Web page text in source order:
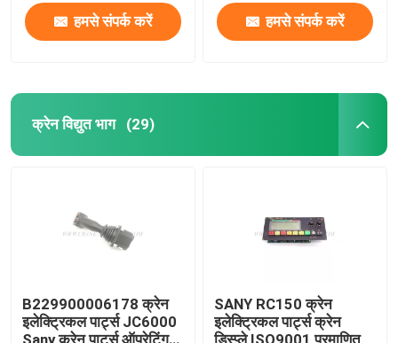
हमसे संपर्क करें हमसे संपर्क करें
क्रेन विद्युत भाग (29)
B229900006178 क्रेन
इलेक्ट्रिकल पार्ट्स JC6000
Sany क्रेन पार्ट्स ऑपरेटिंग
SANY RC150 क्रेन
इलेक्ट्रिकल पार्ट्स क्रेन
डिस्प्ले ISO9001 प्रमाणित